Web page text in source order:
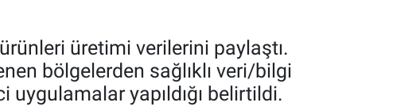
üretimi verilerini paylaştı.
bölgelerden sağlıklı veri/bilgi
yapıldığı belirtildi.